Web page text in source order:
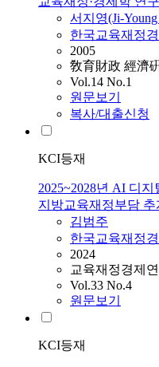
서지영(Ji-Young
한국교육재정
2005
敎育財政 經濟
Vol.14 No.1
원문보기
복사/대출신청
KCI등재
2025~2028년 AI 디
지방교육재정부담 추
김범주
한국교육재정
2024
교육재정경제
Vol.33 No.4
원문보기
KCI등재